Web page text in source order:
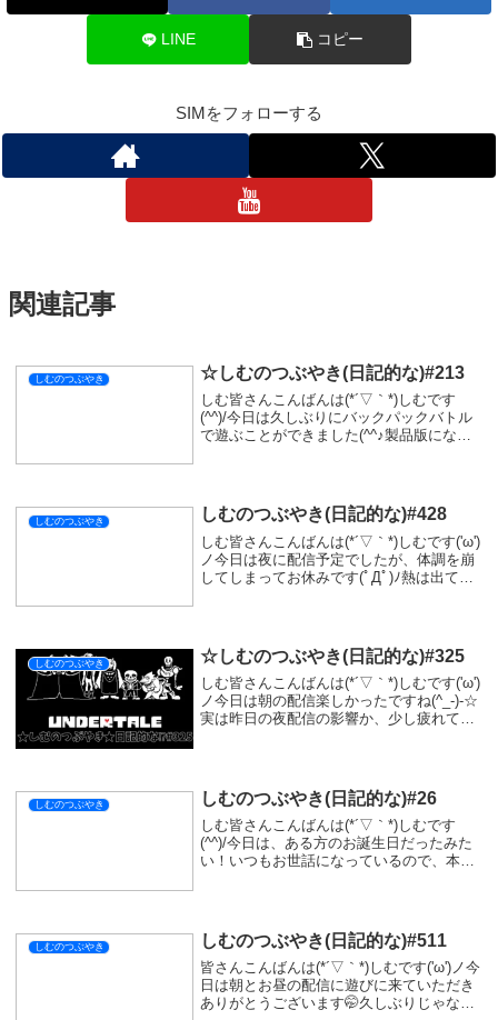
LINE コピー
SIMをフォローする
関連記事
しむのつぶやき ☆しむのつぶやき(日記的な)#213
しむ皆さんこんばんは(*´▽｀*)しむです
(^^)/今日は久しぶりにバックパックバトル
で遊ぶことができました(^^♪製品版になっ
わ...
しむのつぶやき しむのつぶやき(日記的な)#428
しむ皆さんこんばんは(*´▽｀*)しむです('ω')
ノ今日は夜に配信予定でしたが、体調を崩
してしまってお休みです(ﾟДﾟ)ﾉ熱は出てい
しむのつぶやき ☆しむのつぶやき(日記的な)#325
しむ皆さんこんばんは(*´▽｀*)しむです('ω')
ノ今日は朝の配信楽しかったですね(^_-)-☆
実は昨日の夜配信の影響か、少し疲れてい
しむのつぶやき しむのつぶやき(日記的な)#26
しむ皆さんこんばんは(*´▽｀*)しむです
(^^)/今日は、ある方のお誕生日だったみた
い！いつもお世話になっているので、本当
しむのつぶやき しむのつぶやき(日記的な)#511
皆さんこんばんは(*´▽｀*)しむです('ω')ノ今
日は朝とお昼の配信に遊びに来ていただき
ありがとうございます🤭久しぶりじゃない